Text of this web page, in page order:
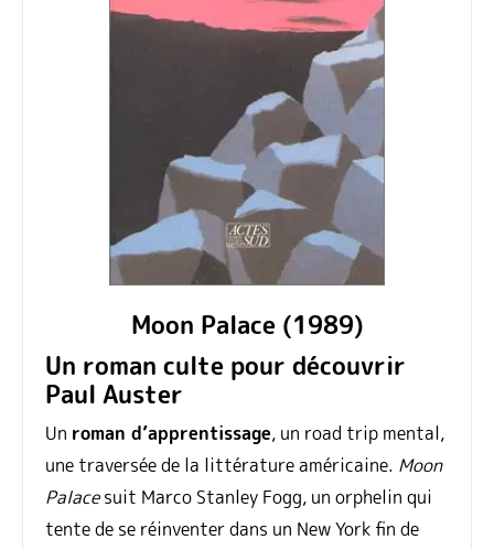
Moon Palace (1989)
Un roman culte pour découvrir
Paul Auster
Un roman d’apprentissage, un road trip mental,
une traversée de la littérature américaine. Moon
Palacesuit Marco Stanley Fogg, un orphelin qui
tente de se réinventer dans un New York fin de